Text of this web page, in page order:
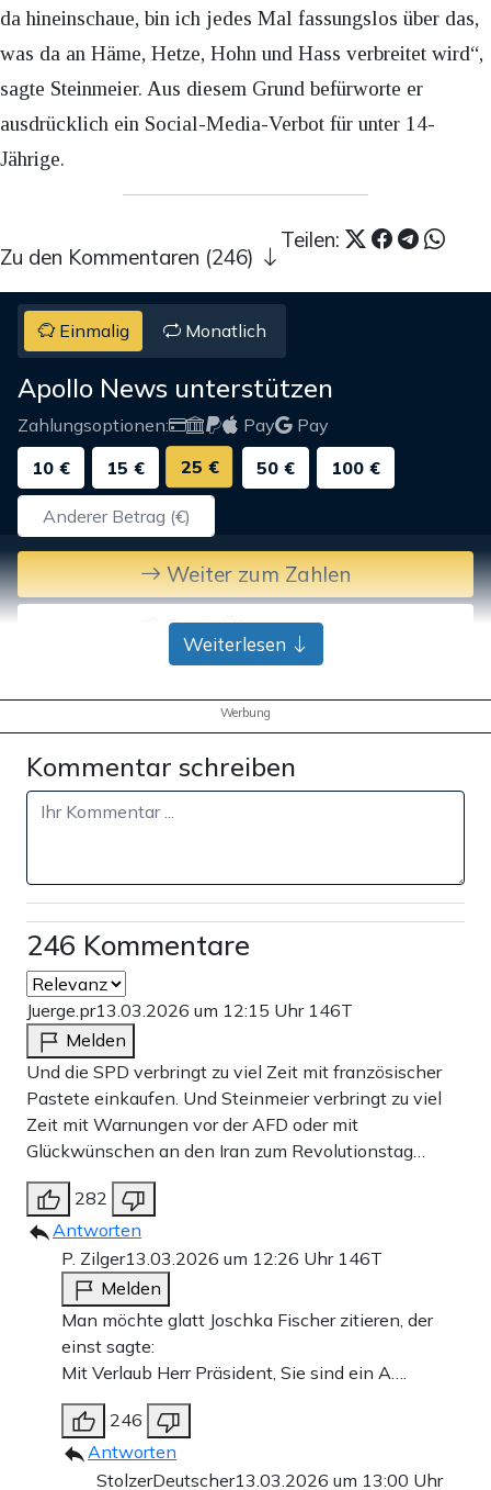
da hineinschaue, bin ich jedes Mal fassungslos über das,
was da an Häme, Hetze, Hohn und Hass verbreitet wird“,
sagte Steinmeier. Aus diesem Grund befürworte er
ausdrücklich ein Social-Media-Verbot für unter 14-
Jährige.
Teilen:
Zu den Kommentaren (246)
Einmalig Monatlich
Apollo News unterstützen
Zahlungsoptionen: Pay
Pay
10 €
15 € 25 € 50 € 100 €
Weiter zum Zahlen
Bank-Überweisung
Weiterlesen
Werbung
Kommentar schreiben
246 Kommentare
Juerge.pr13.03.2026 um 12:15 Uhr 146T
Melden
Und die SPD verbringt zu viel Zeit mit französischer
Pastete einkaufen. Und Steinmeier verbringt zu viel
Zeit mit Warnungen vor der AFD oder mit
Glückwünschen an den Iran zum Revolutionstag…
282
Antworten
P. Zilger13.03.2026 um 12:26 Uhr 146T
Melden
Man möchte glatt Joschka Fischer zitieren, der
einst sagte:
Mit Verlaub Herr Präsident, Sie sind ein A….
246
Antworten
StolzerDeutscher13.03.2026 um 13:00 Uhr